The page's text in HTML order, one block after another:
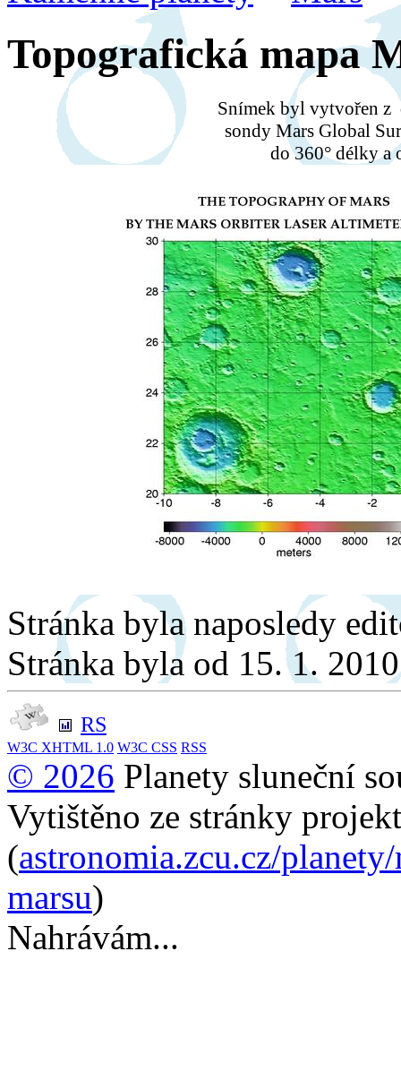
Topografická mapa
Snímek byl vytvořen z
sondy Mars Global
do 360° délky a
Stránka byla naposledy
Stránka byla od 15. 1.
RS
W3C XHTML 1.0 W3C CSS RSS
© 2026 Planety sluneční
Vytištěno ze stránky
(astronomia.zcu.cz/
marsu)
Nahrávám...